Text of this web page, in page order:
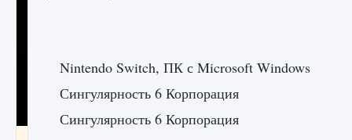
Nintendo Switch, ПК с Microsoft Windows
Сингулярность 6 Корпорация
Сингулярность 6 Корпорация